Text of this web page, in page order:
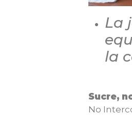
La
la
Sucre,
No